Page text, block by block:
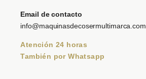
Email de contacto
info@maquinasdecosermultimarca.com
Atención 24 horas
También por Whatsapp